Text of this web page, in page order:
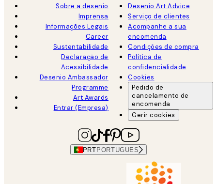
Sobre a desenio
Imprensa
Informações Legais
Career
Sustentabilidade
Declaração de
Acessibilidade
Desenio Ambassador
Programme
Art Awards
Entrar (Empresa)
Desenio Art Advice
Serviço de clientes
Acompanhe a sua
encomenda
Condições de compra
Política de
confidencialidade
Cookies
Pedido de
cancelamento de
encomenda
Gerir cookies
PRT PORTUGUES